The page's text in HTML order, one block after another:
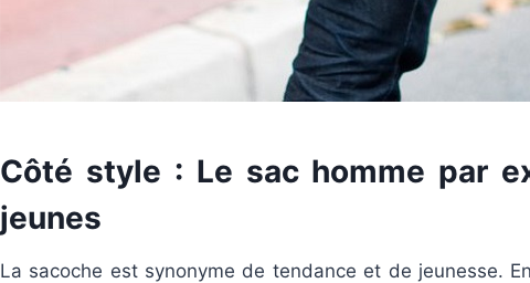
Côté style : Le sac homme par
jeunes
La sacoche est synonyme de tendance et de jeunesse.